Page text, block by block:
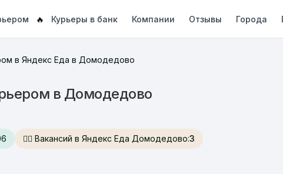
🔥 Курьеры в банк Компании Отзывы Города
в Яндекс Еда в Домодедово
в Домодедово
🙋‍♂️ Вакансий в Яндекс Еда Домодедово:3